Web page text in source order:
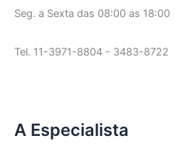
Seg. a Sexta das 08:00 as 18:00
Tel. 11-3971-8804 - 3483-8722
A Especialista